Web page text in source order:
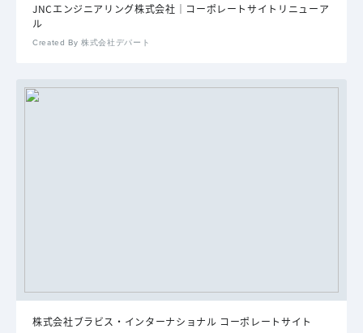
JNCエンジニアリング株式会社｜コーポレートサイトリニューア
ル
Created By 株式会社デパート
株式会社ブラビス・インターナショナル コーポレートサイト